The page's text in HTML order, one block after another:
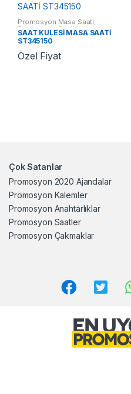
Promosyon Masa Saati,
Promosyon Saatler
SAAT KULESİ MASA SAATİ
ST345150
Özel Fiyat
Çok Satanlar
Promosyon 2020 Ajandalar
Promosyon Kalemler
Promosyon Anahtarlıklar
Promosyon Saatler
Promosyon Çakmaklar